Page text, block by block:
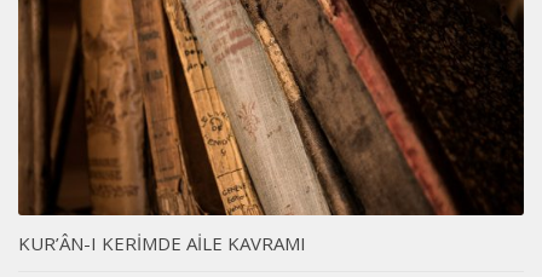
KUR’ÂN-I KERİMDE AİLE KAVRAMI